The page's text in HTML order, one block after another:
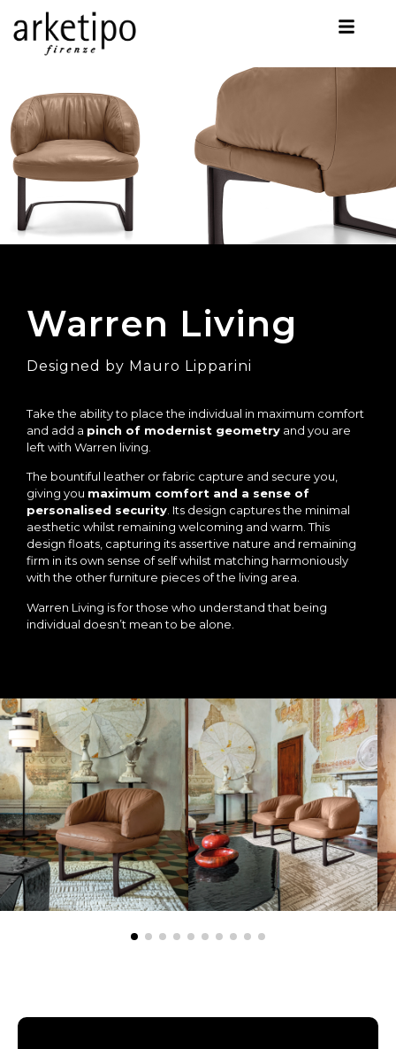
Warren Living
Designed by Mauro Lipparini
Take the ability to place the individual in maximum comfort
and add a pinch of modernist geometry and you are
left with Warren living.
The bountiful leather or fabric capture and secure you,
giving you maximum comfort and a sense of
personalised security. Its design captures the minimal
aesthetic whilst remaining welcoming and warm. This
design floats, capturing its assertive nature and remaining
firm in its own sense of self whilst matching harmoniously
with the other furniture pieces of the living area.
Warren Living is for those who understand that being
individual doesn’t mean to be alone.